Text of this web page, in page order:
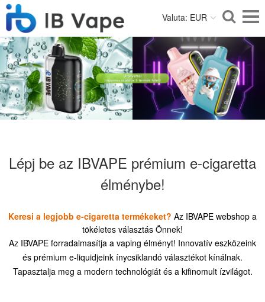
Valuta: EUR
Lépj be az IBVAPE prémium e-cigaretta
élménybe!
Keresi a legjobb e-cigaretta termékeket? Az IBVAPE webshop a
tökéletes választás Önnek!
Az IBVAPE forradalmasítja a vaping élményt! Innovatív eszközeink
és prémium e-liquidjeink ínycsiklandó választékot kínálnak.
Tapasztalja meg a modern technológiát és a kifinomult ízvilágot.